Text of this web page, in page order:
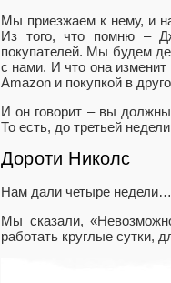
Мы приезжаем к нему, и
Из того, что помню –
покупателей. Мы будем
с нами. И что она
Amazon и покупкой в
И он говорит – вы должны
То есть, до третьей
Дороти Николс
Нам дали четыре недели…
Мы сказали,
работать круглые сутки,